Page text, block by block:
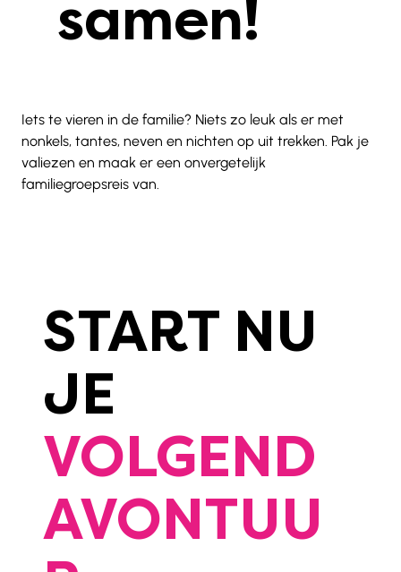
samen!
START NU
JE
VOLGEND
AVONTUU
Iets te vieren in de familie? Niets zo leuk als er met
nonkels, tantes, neven en nichten op uit trekken. Pak je
valiezen en maak er een onvergetelijk
familiegroepsreis van.